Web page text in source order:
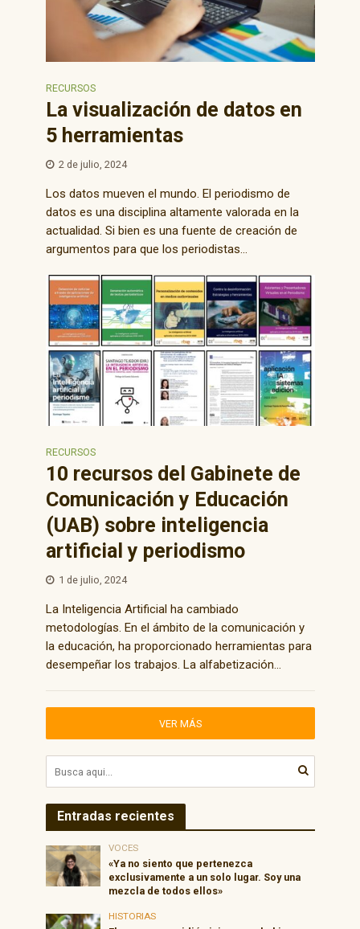
RECURSOS
La visualización de datos en
5 herramientas
2 de julio, 2024
Los datos mueven el mundo. El periodismo de
datos es una disciplina altamente valorada en la
actualidad. Si bien es una fuente de creación de
argumentos para que los periodistas...
RECURSOS
10 recursos del Gabinete de
Comunicación y Educación
(UAB) sobre inteligencia
artificial y periodismo
1 de julio, 2024
La Inteligencia Artificial ha cambiado
metodologías. En el ámbito de la comunicación y
la educación, ha proporcionado herramientas para
desempeñar los trabajos. La alfabetización...
VER MÁS
Entradas recientes
VOCES
«Ya no siento que pertenezca
exclusivamente a un solo lugar. Soy una
mezcla de todos ellos»
HISTORIAS